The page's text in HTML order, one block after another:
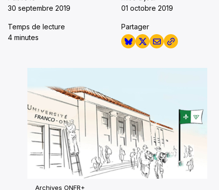
30 septembre 2019
01 octobre 2019
Temps de lecture
4 minutes
Partager
Archives ONFR+